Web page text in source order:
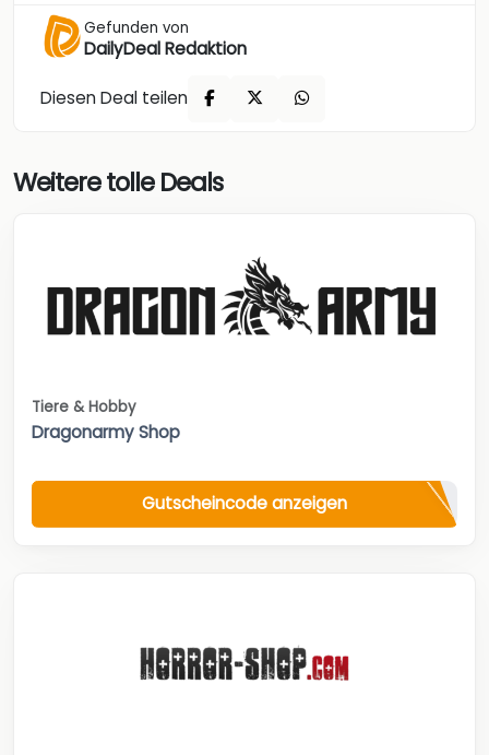
Gefunden von
DailyDeal Redaktion
Diesen Deal teilen
Weitere tolle Deals
Tiere & Hobby
Dragonarmy Shop
Gutscheincode anzeigen